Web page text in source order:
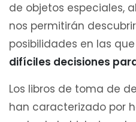
de objetos especiales,
nos permitirán
posibilidades en las que
difíciles decisiones
Los libros de toma de
han caracterizado por